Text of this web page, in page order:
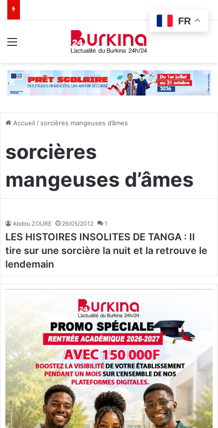
Accueil / sorcières mangeuses d’âmes
sorcières
mangeuses d’âmes
Abdou ZOURE 26/05/2012 1
LES HISTOIRES INSOLITES DE TANGA : Il
tire sur une sorcière la nuit et la retrouve le
lendemain
FR